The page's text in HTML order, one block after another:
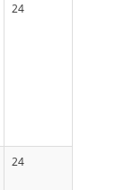
24
24